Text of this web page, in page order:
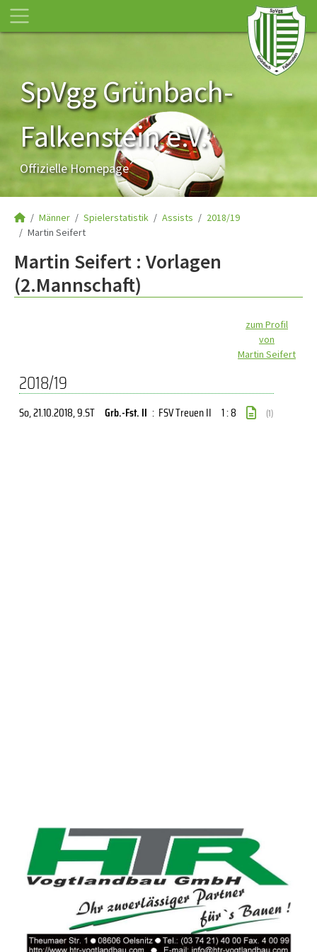
SpVgg Grünbach-
Falkenstein e.V.
Offizielle Homepage
Männer Spielerstatistik Assists
2018/19
Martin Seifert
Martin Seifert : Vorlagen
(2.Mannschaft)
zum Profil
von
Martin Seifert
2018/19
So, 21.10.2018, 9.ST Grb.-Fst. II : FSV Treuen II 1 : 8 (1)